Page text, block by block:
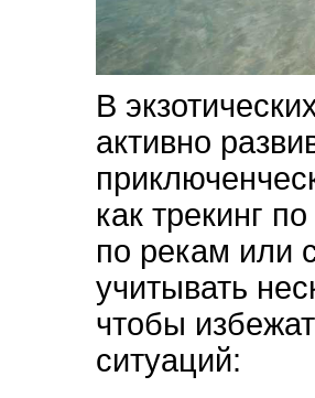
В
активно
как трекинг
по рекам или
учитывать
чтобы
ситуаций: